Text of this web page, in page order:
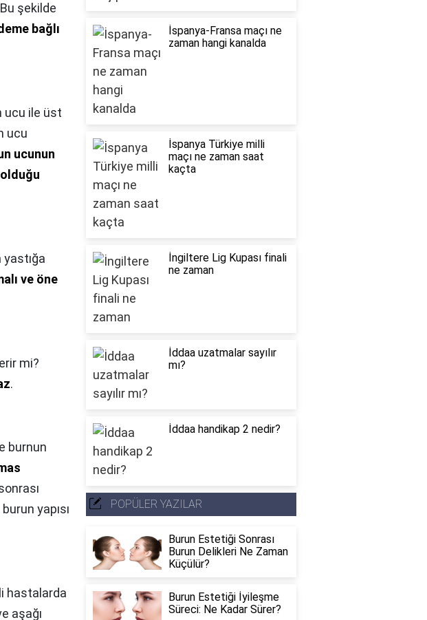
şekilde
bağlı
ucu ile üst
ucu
ucunun
yastığa
ve öne
mi?
.
burnun
yapısı
hastalarda
aşağı
İspanya-Fransa maçı ne
zaman hangi kanalda
İspanya Türkiye milli
maçı ne zaman saat
kaçta
İngiltere Lig Kupası finali
ne zaman
İddaa uzatmalar sayılır
mı?
İddaa handikap 2 nedir?
POPÜLER YAZILAR
Burun Estetiği Sonrası
Burun Delikleri Ne Zaman
Küçülür?
Burun Estetiği İyileşme
Süreci: Ne Kadar Sürer?